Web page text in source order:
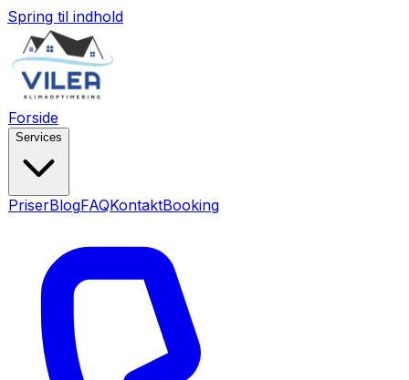
Spring til indhold
Forside
Services
PriserBlogFAQKontaktBooking